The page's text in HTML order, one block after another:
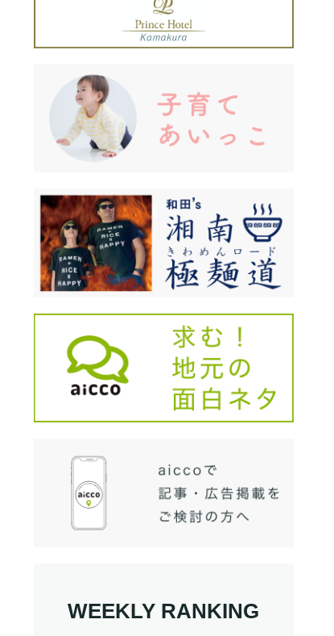
WEEKLY RANKING